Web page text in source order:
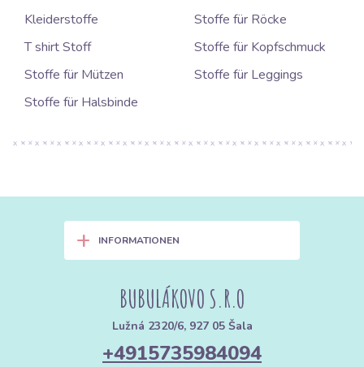
Kleiderstoffe
Stoffe für Röcke
T shirt Stoff
Stoffe für Kopfschmuck
Stoffe für Mützen
Stoffe für Leggings
Stoffe für Halsbinde
+ INFORMATIONEN
BUBULÁKOVO S.R.O
Lužná 2320/6, 927 05 Šala
+4915735984094